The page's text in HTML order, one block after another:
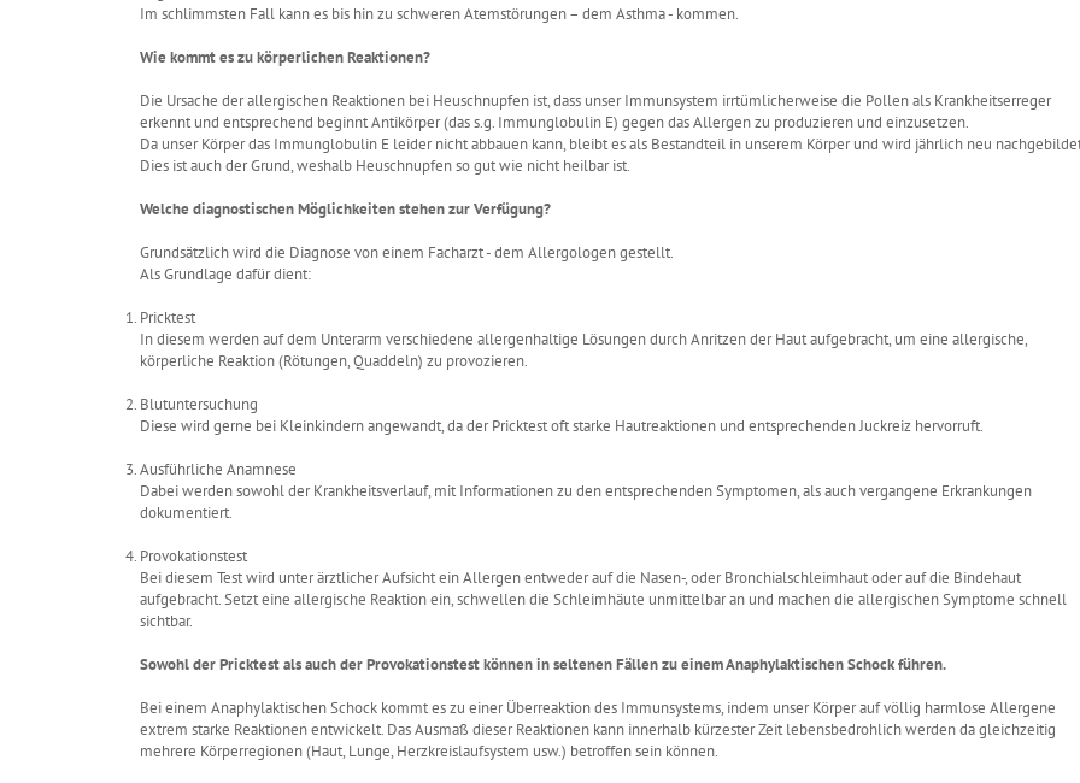
Im schlimmsten Fall kann es bis hin zu schweren Atemstörungen – dem Asthma - kommen.
Wie kommt es zu körperlichen Reaktionen?
Die Ursache der allergischen Reaktionen bei Heuschnupfen ist, dass unser Immunsystem irrtümlicherweise die Pollen als Krankheitserreger
erkennt und entsprechend beginnt Antikörper (das s.g. Immunglobulin E) gegen das Allergen zu produzieren und einzusetzen.
Da unser Körper das Immunglobulin E leider nicht abbauen kann, bleibt es als Bestandteil in unserem Körper und wird jährlich neu
Dies ist auch der Grund, weshalb Heuschnupfen so gut wie nicht heilbar ist.
Welche diagnostischen Möglichkeiten stehen zur Verfügung?
Grundsätzlich wird die Diagnose von einem Facharzt - dem Allergologen gestellt.
Als Grundlage dafür dient:
Pricktest
In diesem werden auf dem Unterarm verschiedene allergenhaltige Lösungen durch Anritzen der Haut aufgebracht, um eine allergische,
körperliche Reaktion (Rötungen, Quaddeln) zu provozieren.
Blutuntersuchung
Diese wird gerne bei Kleinkindern angewandt, da der Pricktest oft starke Hautreaktionen und entsprechenden Juckreiz hervorruft.
Ausführliche Anamnese
Dabei werden sowohl der Krankheitsverlauf, mit Informationen zu den entsprechenden Symptomen, als auch vergangene Erkrankungen
dokumentiert.
Provokationstest
Bei diesem Test wird unter ärztlicher Aufsicht ein Allergen entweder auf die Nasen-, oder Bronchialschleimhaut oder auf die Bindehaut
aufgebracht. Setzt eine allergische Reaktion ein, schwellen die Schleimhäute unmittelbar an und machen die allergischen Symptome schnell
sichtbar.
Sowohl der Pricktest als auch der Provokationstest können in seltenen Fällen zu einem Anaphylaktischen Schock führen.
Bei einem Anaphylaktischen Schock kommt es zu einer Überreaktion des Immunsystems, indem unser Körper auf völlig harmlose Allergene
extrem starke Reaktionen entwickelt. Das Ausmaß dieser Reaktionen kann innerhalb kürzester Zeit lebensbedrohlich werden da gleichzeitig
mehrere Körperregionen (Haut, Lunge, Herzkreislaufsystem usw.) betroffen sein können.